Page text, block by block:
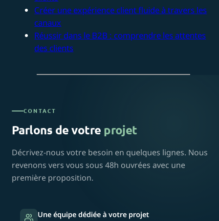
Créer une expérience client fluide à travers les
canaux
Réussir dans le B2B : comprendre les attentes
des clients
CONTACT
Parlons de votre projet
Décrivez-nous votre besoin en quelques lignes. Nous
revenons vers vous sous 48h ouvrées avec une
première proposition.
Une équipe dédiée à votre projet